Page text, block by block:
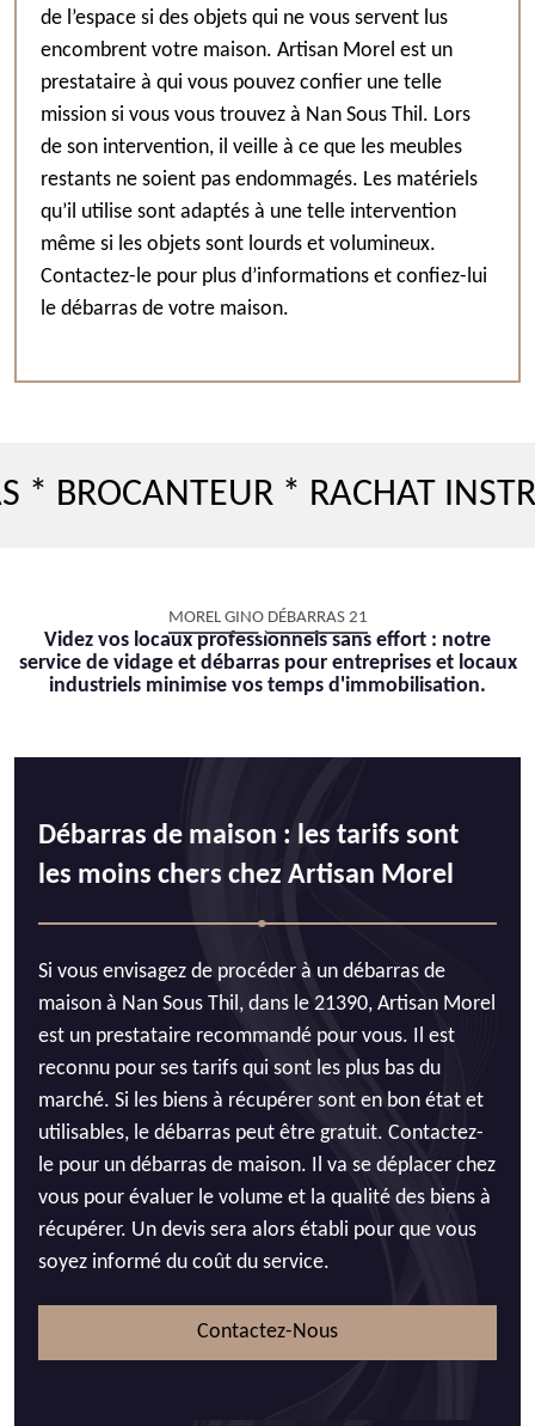
de l’espace si des objets qui ne vous servent lus
encombrent votre maison. Artisan Morel est un
prestataire à qui vous pouvez confier une telle
mission si vous vous trouvez à Nan Sous Thil. Lors
de son intervention, il veille à ce que les meubles
restants ne soient pas endommagés. Les matériels
qu’il utilise sont adaptés à une telle intervention
même si les objets sont lourds et volumineux.
Contactez-le pour plus d’informations et confiez-lui
le débarras de votre maison.
* RACHAT
MOREL GINO DÉBARRAS 21
Videz vos locaux professionnels sans effort : notre
service de vidage et débarras pour entreprises et locaux
industriels minimise vos temps d'immobilisation.
Débarras de maison : les tarifs sont
les moins chers chez Artisan Morel
Si vous envisagez de procéder à un débarras de
maison à Nan Sous Thil, dans le 21390, Artisan Morel
est un prestataire recommandé pour vous. Il est
reconnu pour ses tarifs qui sont les plus bas du
marché. Si les biens à récupérer sont en bon état et
utilisables, le débarras peut être gratuit. Contactez-
le pour un débarras de maison. Il va se déplacer chez
vous pour évaluer le volume et la qualité des biens à
récupérer. Un devis sera alors établi pour que vous
soyez informé du coût du service.
Contactez-Nous